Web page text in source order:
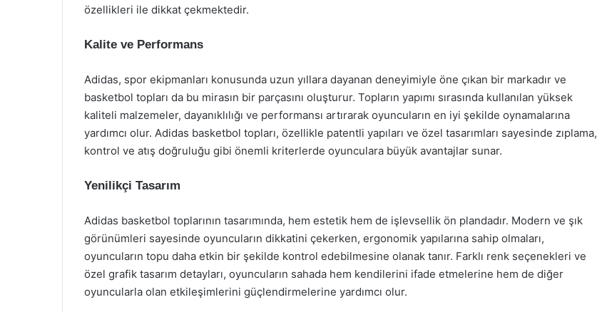
özellikleri ile dikkat çekmektedir.
Kalite ve Performans
Adidas, spor ekipmanları konusunda uzun yıllara dayanan deneyimiyle öne çıkan bir markadır ve
basketbol topları da bu mirasın bir parçasını oluşturur. Topların yapımı sırasında kullanılan yüksek
kaliteli malzemeler, dayanıklılığı ve performansı artırarak oyuncuların en iyi şekilde oynamalarına
yardımcı olur. Adidas basketbol topları, özellikle patentli yapıları ve özel tasarımları sayesinde zıplama,
kontrol ve atış doğruluğu gibi önemli kriterlerde oyunculara büyük avantajlar sunar.
Yenilikçi Tasarım
Adidas basketbol toplarının tasarımında, hem estetik hem de işlevsellik ön plandadır. Modern ve şık
görünümleri sayesinde oyuncuların dikkatini çekerken, ergonomik yapılarına sahip olmaları,
oyuncuların topu daha etkin bir şekilde kontrol edebilmesine olanak tanır. Farklı renk seçenekleri ve
özel grafik tasarım detayları, oyuncuların sahada hem kendilerini ifade etmelerine hem de diğer
oyuncularla olan etkileşimlerini güçlendirmelerine yardımcı olur.